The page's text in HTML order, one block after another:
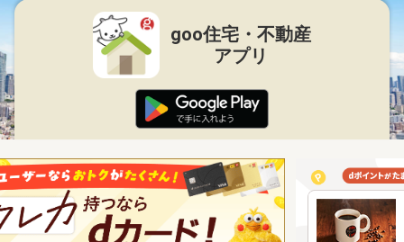
goo住宅・不動産
アプリ